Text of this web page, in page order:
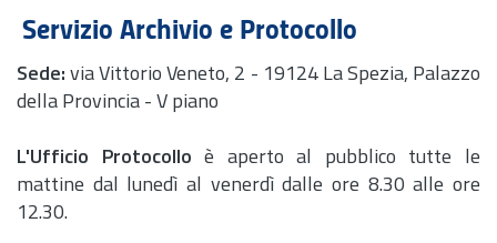
Servizio Archivio e Protocollo
Sede: via Vittorio Veneto, 2 - 19124 La Spezia, Palazzo
della Provincia - V piano
L'Ufficio Protocollo è aperto al pubblico tutte le
mattine dal lunedì al venerdì dalle ore 8.30 alle ore
12.30.